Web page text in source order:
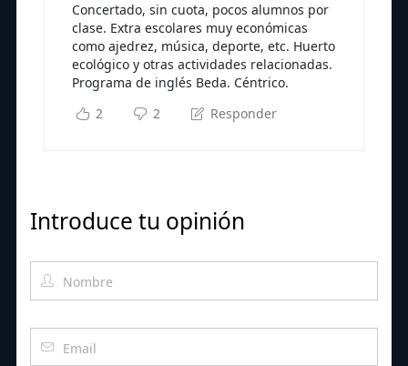
Concertado, sin cuota, pocos alumnos por
clase. Extra escolares muy económicas
como ajedrez, música, deporte, etc. Huerto
ecológico y otras actividades relacionadas.
Programa de inglés Beda. Céntrico.
2
2 Responder
Introduce tu opinión